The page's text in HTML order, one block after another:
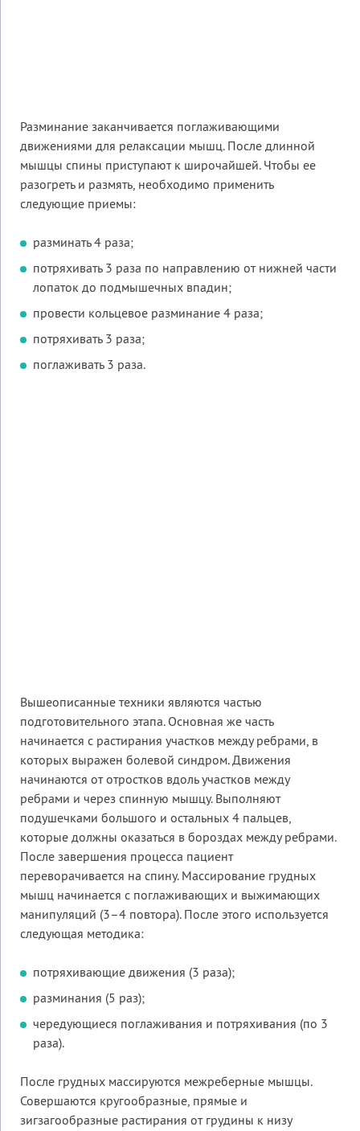
Разминание заканчивается поглаживающими
движениями для релаксации мышц. После длинной
мышцы спины приступают к широчайшей. Чтобы ее
разогреть и размять, необходимо применить
следующие приемы:
разминать 4 раза;
потряхивать 3 раза по направлению от нижней части
лопаток до подмышечных впадин;
провести кольцевое разминание 4 раза;
потряхивать 3 раза;
поглаживать 3 раза.
Вышеописанные техники являются частью
подготовительного этапа. Основная же часть
начинается с растирания участков между ребрами, в
которых выражен болевой синдром. Движения
начинаются от отростков вдоль участков между
ребрами и через спинную мышцу. Выполняют
подушечками большого и остальных 4 пальцев,
которые должны оказаться в бороздах между ребрами.
После завершения процесса пациент
переворачивается на спину. Массирование грудных
мышц начинается с поглаживающих и выжимающих
манипуляций (3–4 повтора). После этого используется
следующая методика:
потряхивающие движения (3 раза);
разминания (5 раз);
чередующиеся поглаживания и потряхивания (по 3
раза).
После грудных массируются межреберные мышцы.
Совершаются кругообразные, прямые и
зигзагообразные растирания от грудины к низу